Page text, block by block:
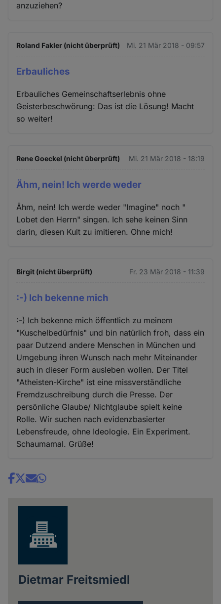
anzuziehen?
Roland Fakler (nicht überprüft) Mi. 21 Mär 2018 - 09:57
Erbauliches
Erbauliches Gemeinschaftserlebnis ohne
Geisterbeschwörung: Das ist die Lösung! Macht
so weiter!
Rene Goeckel (nicht überprüft) Mi. 21 Mär 2018 - 18:19
Ähm, nein! Ich werde weder
Ähm, nein! Ich werde weder "Imagine" noch "
Lobet den Herrn" singen. Ich sehe keinen Sinn
darin, diesen Kult zu imitieren. Ohne mich!
Birgit (nicht überprüft) Fr. 23 Mär 2018 - 11:39
:-) Ich bekenne mich
:-) Ich bekenne mich öffentlich zu meinem
"Kuschelbedürfnis" und bin natürlich froh, dass ein
paar Dutzend andere Menschen in München und
Umgebung ihren Wunsch nach mehr Miteinander
auch in dieser Form ausleben wollen. Der Titel
"Atheisten-Kirche" ist eine missverständliche
Fremdzuschreibung durch die Presse. Der
persönliche Glaube/ Nichtglaube spielt keine
Rolle. Wir suchen nach evidenzbasierter
Lebensfreude, ohne Ideologie. Ein Experiment.
Schaumamal. Grüße!
Share
Dietmar Freitsmiedl